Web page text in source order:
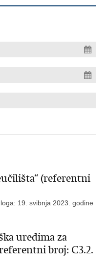
(referentni
19. svibnja 2023. godine
uredima za
broj: C3.2.